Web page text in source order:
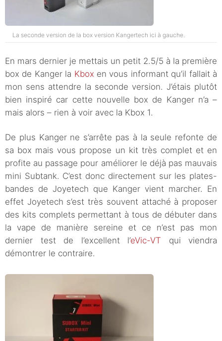
La seconde version de la box version Kangertech ici à gauche.
En mars dernier je mettais un petit 2.5/5 à la première
box de Kanger la Kbox en vous informant qu’il fallait à
mon sens attendre la seconde version. J’étais plutôt
bien inspiré car cette nouvelle box de Kanger n’a –
mais alors – rien à voir avec la Kbox 1.
De plus Kanger ne s’arrête pas à la seule refonte de
sa box mais vous propose un kit très complet et en
profite au passage pour améliorer le déjà pas mauvais
mini Subtank. C’est donc directement sur les plates-
bandes de Joyetech que Kanger vient marcher. En
effet Joyetech s’est très souvent attaché à proposer
des kits complets permettant à tous de débuter dans
la vape de manière sereine et ce n’est pas mon
dernier test de l’excellent l’eVic-VT qui viendra
démontrer le contraire.